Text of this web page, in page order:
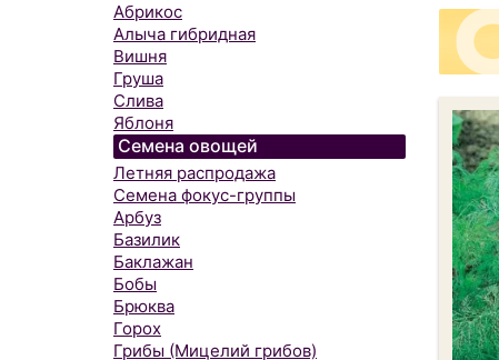
Абрикос
Алыча гибридная
Вишня
Груша
Слива
Яблоня
Семена овощей
Летняя распродажа
Семена фокус-группы
Арбуз
Базилик
Баклажан
Бобы
Брюква
Горох
Грибы (Мицелий грибов)